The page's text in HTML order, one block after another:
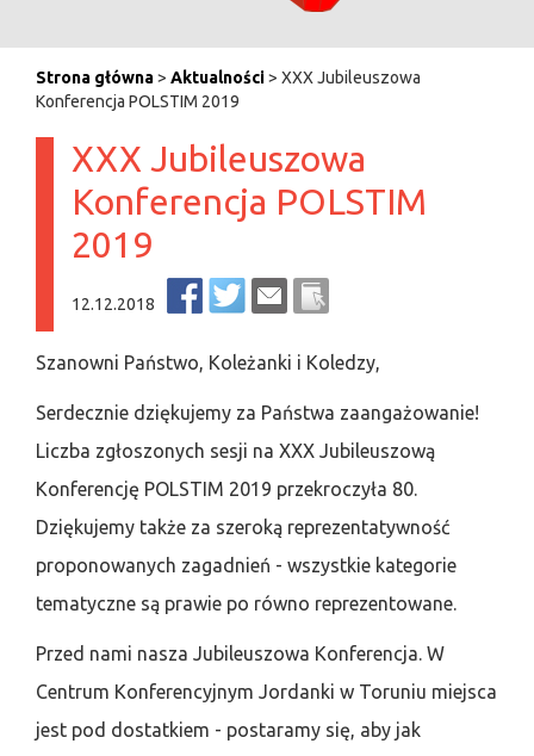
Strona główna> Aktualności> XXX Jubileuszowa
Konferencja POLSTIM 2019
XXX Jubileuszowa
Konferencja POLSTIM
2019
12.12.2018
Szanowni Państwo, Koleżanki i Koledzy,
Serdecznie dziękujemy za Państwa zaangażowanie!
Liczba zgłoszonych sesji na XXX Jubileuszową
Konferencję POLSTIM 2019 przekroczyła 80.
Dziękujemy także za szeroką reprezentatywność
proponowanych zagadnień - wszystkie kategorie
tematyczne są prawie po równo reprezentowane.
Przed nami nasza Jubileuszowa Konferencja. W
Centrum Konferencyjnym Jordanki w Toruniu miejsca
jest pod dostatkiem - postaramy się, aby jak